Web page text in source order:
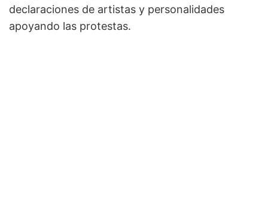
declaraciones de artistas y personalidades
apoyando las protestas.